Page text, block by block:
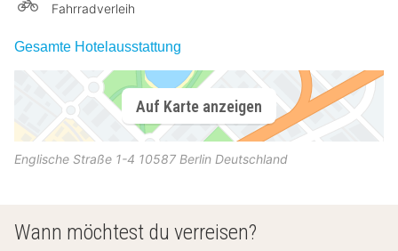
Fahrradverleih
Gesamte Hotelausstattung
Auf Karte anzeigen
Englische Straße 1-4 10587 Berlin Deutschland
Wann möchtest du verreisen?